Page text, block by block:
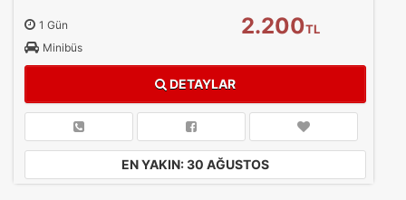
1 Gün
Minibüs
2.200TL
DETAYLAR
EN YAKIN: 30 AĞUSTOS